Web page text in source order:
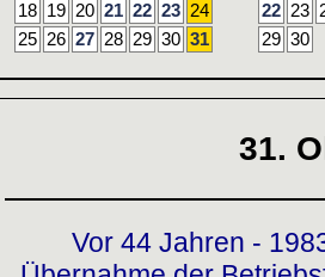
18 19 20 21 22 23 24
25 26 27 28 29 30 31
22 23
29 30
31.
Vor 44 Jahren -